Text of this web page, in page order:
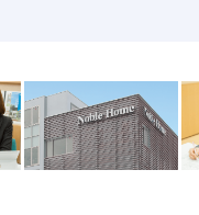
客様に、より高いレ
も、働くスタッフ
長感」は重要です。